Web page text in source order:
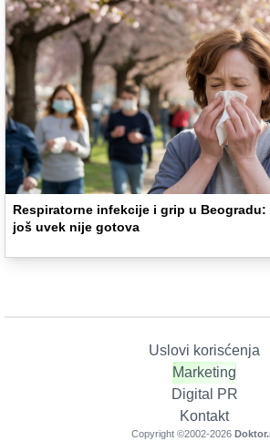
Respiratorne infekcije i grip u Beogradu:
još uvek nije gotova
Uslovi korisćenja
Marketing
Digital PR
Kontakt
Copyright ©2002-2026